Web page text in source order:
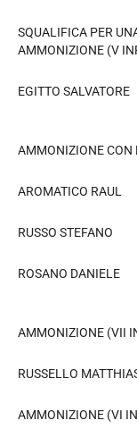
SQUALIFICA PER
AMMONIZIONE (V
EGITTO
AMMONIZIONE CON
AROMATICO
RUSSO STEFANO
ROSANO
AMMONIZIONE (VII
RUSSELLO
AMMONIZIONE (VI